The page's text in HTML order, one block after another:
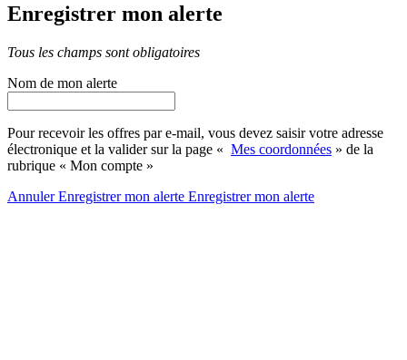
Enregistrer mon alerte
Tous les champs sont obligatoires
Nom de mon alerte
Pour recevoir les offres par e-mail, vous devez saisir votre adresse
électronique et la valider sur la page « Mes coordonnées » de la
rubrique « Mon compte »
AnnulerEnregistrer mon alerte Enregistrermon alerte